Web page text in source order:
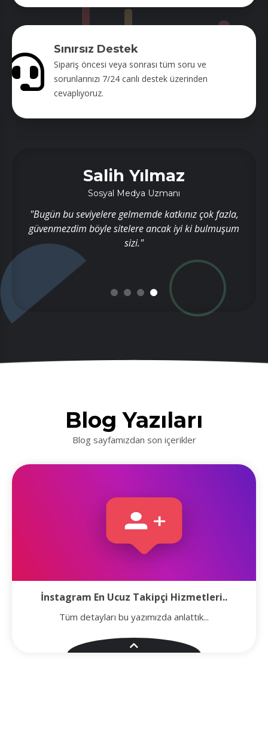
Sınırsız Destek
Sipariş öncesi veya sonrası tüm soru ve
sorunlarınızı 7/24 canlı destek üzerinden
cevaplıyoruz.
Salih Yılmaz
Sosyal Medya Uzmanı
"Bugün bu seviyelere gelmemde katkınız çok fazla,
güvenmezdim böyle sitelere ancak iyi ki bulmuşum
sizi."
Blog Yazıları
Blog sayfamızdan son içerikler
İnstagram En Ucuz Takipçi Hizmetleri..
Tüm detayları bu yazımızda anlattık...